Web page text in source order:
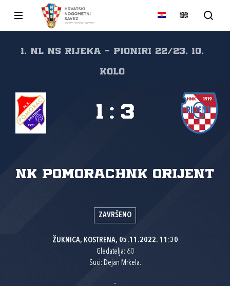
1. NL NS Rijeka - pioniri 22/23, 10.
kolo
NK PomoracHNK Orijent
1 : 3
ZAVRŠENO
ŽUKNICA, KOSTRENA, 05.11.2022. 11:30
Gledatelja: 60
Suci: Dejan Mrkela.